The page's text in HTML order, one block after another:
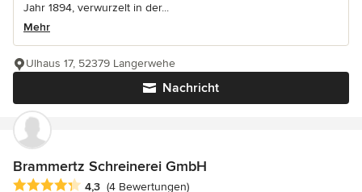
Jahr 1894, verwurzelt in der...
Mehr
Nachricht
Ulhaus 17, 52379 Langerwehe
Brammertz Schreinerei GmbH
Durchschnittliche Bewertung: 4.3 von 5 Sternen
4,3 (4 Bewertungen)